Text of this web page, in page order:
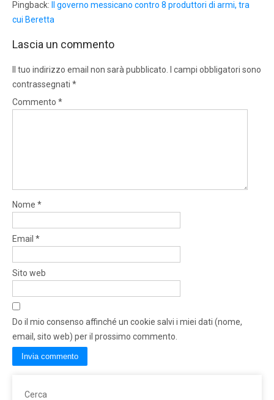
Pingback:
Il governo messicano contro 8 produttori di armi, tra
cui Beretta
Lascia un commento
Il tuo indirizzo email non sarà pubblicato.
I campi obbligatori sono
contrassegnati *
Commento *
Nome *
Email *
Sito web
Do il mio consenso affinché un cookie salvi i miei dati (nome,
email, sito web) per il prossimo commento.
Cerca